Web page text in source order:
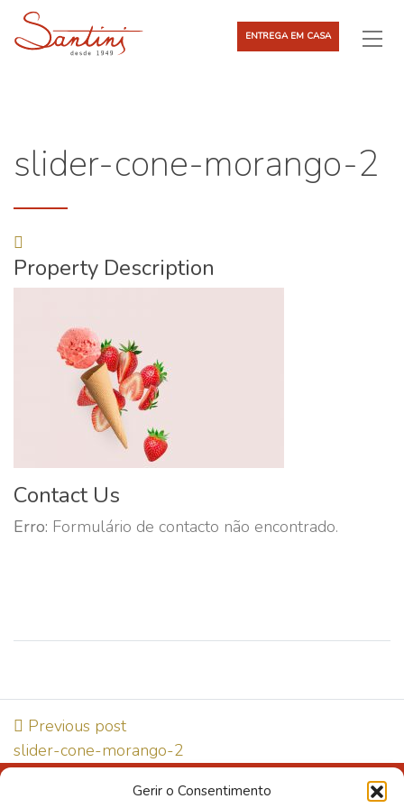
Gerir o Consentimento
ENTREGA EM CASA
slider-cone-morango-2
Property Description
Contact Us
Erro: Formulário de contacto não encontrado.
Previous post
slider-cone-morango-2